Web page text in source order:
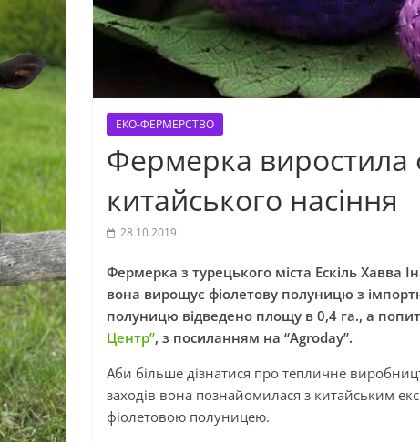
ЕКО-ФЕРМЕРСТВО
Фермерка виростила
китайського насіння
28.10.2019
Фермерка з турецького міста Ескіль Хавва
вона вирощує фіолетову полуницю з
полуницю відведено площу в 0,4 га., а
Центр”, з посиланням на “Аgroday”.
Аби більше дізнатися про тепличне
заходів вона познайомилася з китайським
фіолетовою полуницею.